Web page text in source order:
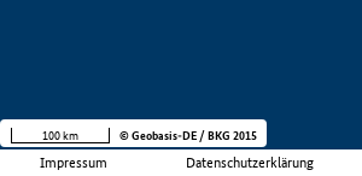
Impressum Datenschutzerklärung
100 km © Geobasis-DE / BKG 2015